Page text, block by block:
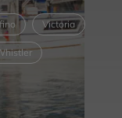
Victoria